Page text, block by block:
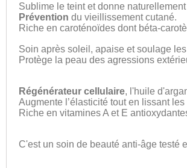
Sublime le teint et donne
Prévention du vieillissement cutané.
Riche en caroténoïdes dont béta-
Soin après soleil, apaise et soulage
Protège la peau des agressions
Régénérateur cellulaire, l'huile
Augmente l’élasticité tout en lissant
Riche en vitamines A et E
C'est un soin de beauté anti-âge testé